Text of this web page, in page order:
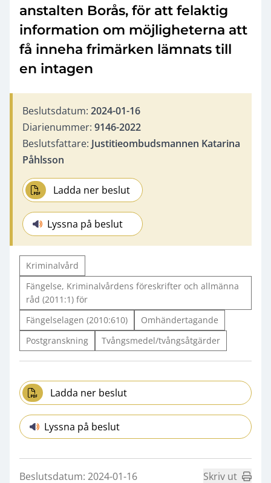
anstalten Borås, för att felaktig
information om möjligheterna att
få inneha frimärken lämnats till
en intagen
Beslutsdatum: 2024-01-16
Diarienummer: 9146-2022
Beslutsfattare: Justitieombudsmannen Katarina
Påhlsson
Ladda ner beslut
Lyssna på beslut
Kriminalvård
Fängelse, Kriminalvårdens föreskrifter och allmänna
råd (2011:1) för
Fängelselagen (2010:610)
Omhändertagande
Postgranskning
Tvångsmedel/tvångsåtgärder
Ladda ner beslut
Lyssna på beslut
Beslutsdatum: 2024-01-16 Skriv ut